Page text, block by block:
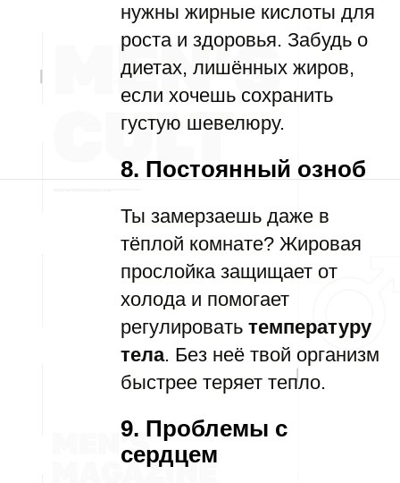
нужны жирные кислоты для
роста и здоровья. Забудь о
диетах, лишённых жиров,
если хочешь сохранить
густую шевелюру.
8. Постоянный озноб
Ты замерзаешь даже в
тёплой комнате? Жировая
прослойка защищает от
холода и помогает
регулировать температуру
тела. Без неё твой организм
быстрее теряет тепло.
9. Проблемы с
сердцем